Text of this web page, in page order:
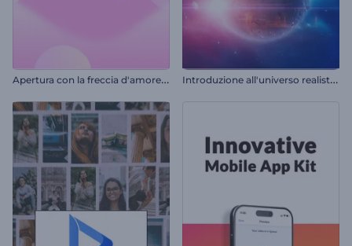
A
pertura con la freccia d'amore di Cupido I
ntroduzione all'universo realistico